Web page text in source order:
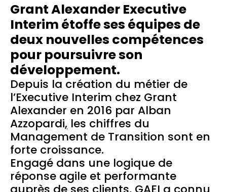
Grant Alexander Executive
Interim étoffe ses équipes de
deux nouvelles compétences
pour poursuivre son
développement.
Depuis la création du métier de
l’Executive Interim chez Grant
Alexander en 2016 par Alban
Azzopardi, les chiffres du
Management de Transition sont en
forte croissance.
Engagé dans une logique de
réponse agile et performante